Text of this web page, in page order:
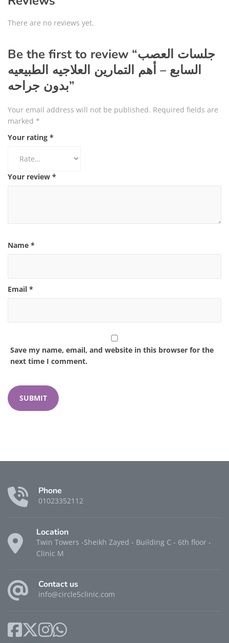
There are no reviews yet.
Be the first to review “جلسات العصب
السابع – أهم التمارين العلاجيه الطبيعيه
بدون جراحه”
Your email address will not be published. Required fields are
marked *
Your rating *
Your review *
Name *
Email *
Save my name, email, and website in this browser for the
next time I comment.
Phone
01023352112
Location
Twin Towers -Sheikh Zayed - Building C - 6th floor -
Clinic M
Contact us
info@circle5clinic.com